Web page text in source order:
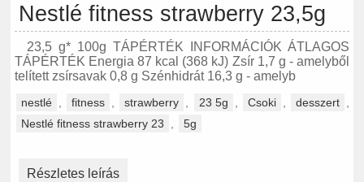
Nestlé fitness strawberry 23,5g
23,5 g* 100g TÁPÉRTÉK INFORMÁCIÓK ÁTLAGOS
TÁPÉRTÉK Energia 87 kcal (368 kJ) Zsír 1,7 g - amelyből
telített zsírsavak 0,8 g Szénhidrát 16,3 g - amelyb
nestlé , fitness , strawberry , 23 5g , Csoki , desszert ,
Nestlé fitness strawberry 23
, 5g
Részletes leírás